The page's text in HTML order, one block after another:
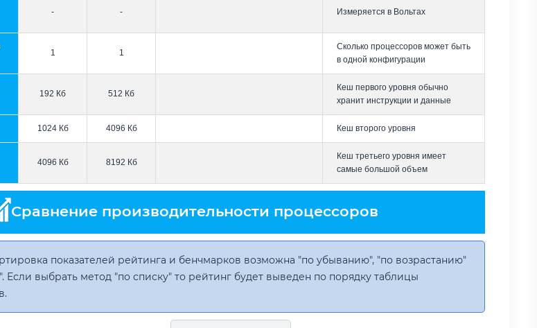
- - Измеряется в Вольтах
1 1
Сколько процессоров может быть
в одной конфигурации
192 Кб 512 Кб
Кеш первого уровня обычно
хранит инструкции и данные
1024 Кб 4096 Кб Кеш второго уровня
4096 Кб 8192 Кб
Кеш третьего уровня имеет
самые большой объем
Сравнение производительности процессоров
показателей рейтинга и бенчмарков возможна "по убыванию", "по возрастанию"
Если выбрать метод "по списку" то рейтинг будет выведен по порядку таблицы